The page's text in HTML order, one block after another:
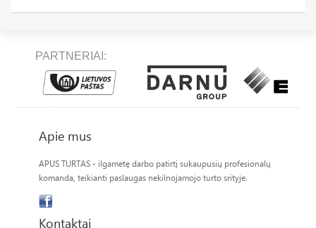
PARTNERIAI:
Apie mus
APUS TURTAS - ilgametę darbo patirtį sukaupusių profesionalų
komanda, teikianti paslaugas nekilnojamojo turto srityje.
Kontaktai